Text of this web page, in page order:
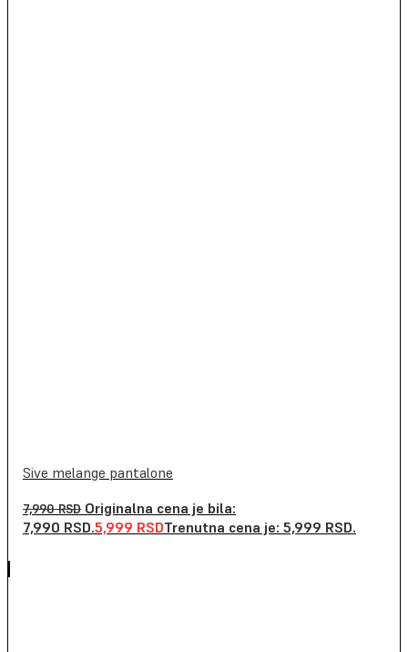
Sive melange pantalone
7,990RSD Originalna cena je bila:
7,990 RSD.5,999 RSDTrenutna cena je: 5,999 RSD.